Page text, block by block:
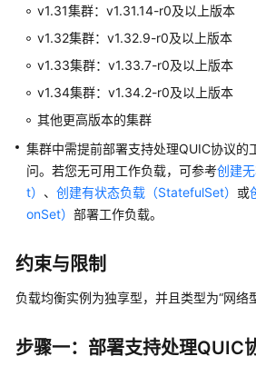
Kubernetes
础
知
识
快
速
入
门
用
户
指
高
v1.31集群：v1.31.14-r0及以上版本
v1.32集群：v1.32.9-r0及以上版本
v1.33集群：v1.33.7-r0及以上版本
v1.34集群：v1.34.2-r0及以上版本
其他更高版本的集群
集群中需提前部署支持处理QUIC协议的
问。若您无可用工作负载，可参考创建
t） 、 创建有状态负载（StatefulSet） 或
onSet） 部署工作负载。
约束与限制
负载均衡实例为独享型，并且类型为“网络
步骤一：部署支持处理QUIC